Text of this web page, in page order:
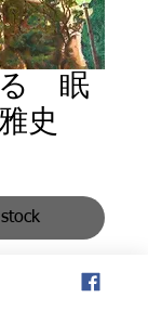
眠
史
Town -